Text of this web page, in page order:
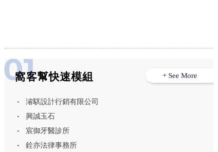
窩客幫快速模組
濬騏設計行銷有限公司
興誠玉石
宸御牙醫診所
銓亦法律事務所
+ See More